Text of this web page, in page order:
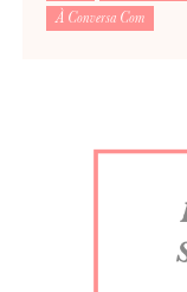
À Conversa Com